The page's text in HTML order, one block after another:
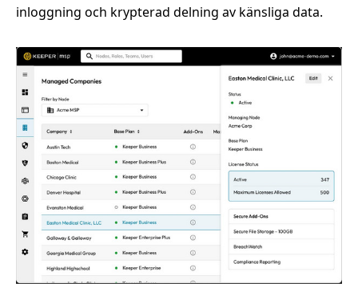
inloggning och krypterad delning av känsliga data.